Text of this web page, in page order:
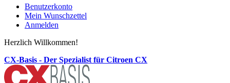
Benutzerkonto
Mein Wunschzettel
Anmelden
Herzlich Willkommen!
CX-Basis - Der Spezialist für Citroen CX